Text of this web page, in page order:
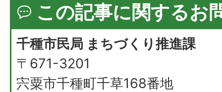
この記事に関するお
千種市民局 まちづくり推進課
〒671-3201
宍粟市千種町千草168番地